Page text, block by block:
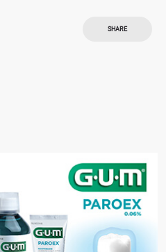
SHARE